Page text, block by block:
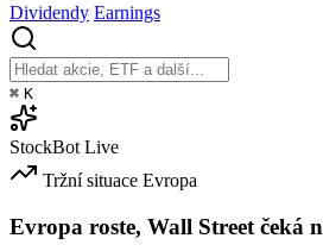
Dividendy Earnings
⌘ K
StockBot Live
Tržní situace Evropa
Evropa roste, Wall Street čeká